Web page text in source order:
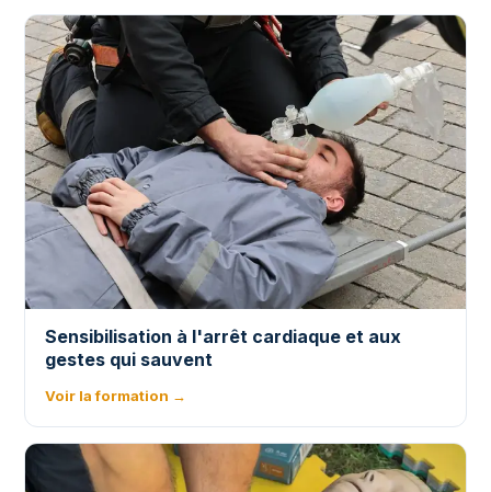
Sensibilisation à l'arrêt cardiaque et aux
gestes qui sauvent
Voir la formation →